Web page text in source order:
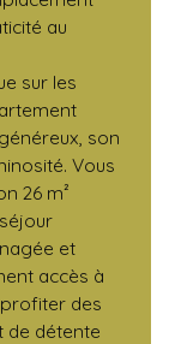
au
sur les
son
Vous
26 m²
et
accès à
des
de détente